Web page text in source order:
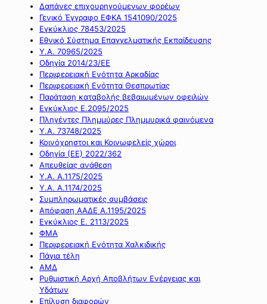
Δαπάνες επιχουρηγούμενων φορέων
Γενικό Έγγραφο ΕΦΚΑ 1541090/2025
Εγκύκλιος 78453/2025
Εθνικό Σύστημα Επαγγελματικής Εκπαίδευσης
Υ.Α. 70965/2025
Οδηγία 2014/23/ΕΕ
Περιφερειακή Ενότητα Αρκαδίας
Περιφερειακή Ενότητα Θεσπρωτίας
Παράταση καταβολής βεβαιωμένων οφειλών
Εγκύκλιος Ε.2095/2025
Πληγέντες Πλημμύρες Πλημμυρικά φαινόμενα
Υ.Α. 73748/2025
Κοινόχρηστοι και Κοινωφελείς χώροι
Οδηγία (ΕΕ) 2022/362
Απευθείας ανάθεση
Υ.Α. Α.1175/2025
Υ.Α. Α.1174/2025
Συμπληρωματικές συμβάσεις
Απόφαση ΑΑΔΕ Α.1195/2025
Εγκύκλιος Ε. 2113/2025
ΦΜΑ
Περιφερειακή Ενότητα Χαλκιδικής
Πάγια τέλη
ΑΜΔ
Ρυθμιστική Αρχή Αποβλήτων Ενέργειας και
Υδάτων
Επίλυση διαφορών